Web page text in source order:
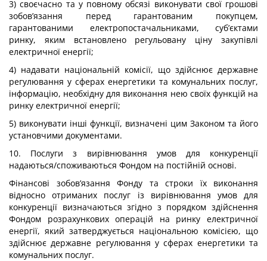
3) своєчасно та у повному обсязі виконувати свої грошові
зобов’язання перед гарантованим покупцем,
гарантованими електропостачальниками, суб’єктами
ринку, яким встановлено регульовану ціну закупівлі
електричної енергії;
4) надавати національній комісії, що здійснює державне
регулювання у сферах енергетики та комунальних послуг,
інформацію, необхідну для виконання нею своїх функцій на
ринку електричної енергії;
5) виконувати інші функції, визначені цим Законом та його
установчими документами.
10. Послуги з вирівнювання умов для конкуренції
надаються/споживаються Фондом на постійній основі.
Фінансові зобов’язання Фонду та строки їх виконання
відносно отриманих послуг із вирівнювання умов для
конкуренції визначаються згідно з порядком здійснення
Фондом розрахункових операцій на ринку електричної
енергії, який затверджується національною комісією, що
здійснює державне регулювання у сферах енергетики та
комунальних послуг.